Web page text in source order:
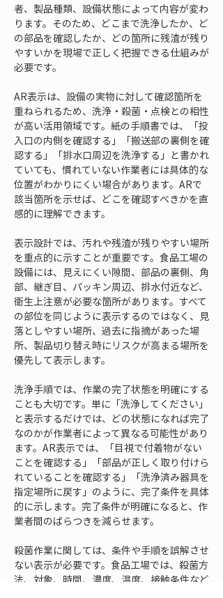
者、製品種類、設備状態によって内容が変わ
ります。そのため、どこまで洗浄したか、ど
の部品を確認したか、どの箇所に残渣が残り
やすいかを現場で正しく把握できる仕組みが
必要です。
AR表示は、設備の実物に対して確認箇所を
重ねられるため、洗浄・殺菌・点検との相性
が高い活用領域です。紙の手順書では、「投
入口の内側を確認する」「搬送部の裏側を確
認する」「排水口周辺を洗浄する」と書かれ
ていても、慣れていない作業者には具体的な
位置がわかりにくい場合があります。ARで
該当箇所を示せば、どこを確認すべきかを直
感的に理解できます。
表示設計では、汚れや残渣が残りやすい場所
を重点的に示すことが重要です。食品工場の
設備には、見えにくい隙間、部品の裏側、角
部、継ぎ目、パッキン周辺、排水付近など、
衛生上注意が必要な箇所があります。すべて
の部位を同じように表示するのではなく、見
落としやすい場所、過去に指摘があった場
所、製品切り替え時にリスクが高まる場所を
優先して表示します。
洗浄手順では、作業の完了状態を明確にする
ことも大切です。単に「洗浄してください」
と表示するだけでは、どの状態になれば完了
なのかが作業者によって異なる可能性があり
ます。AR表示では、「目視で付着物がない
ことを確認する」「部品が正しく取り付けら
れていることを確認する」「洗浄済み器具を
指定場所に戻す」のように、完了条件を具体
的に示します。完了条件が明確になると、作
業者間のばらつきを減らせます。
殺菌作業に関しては、条件や手順を誤解させ
ない表示が必要です。食品工場では、殺菌方
法、対象、時間、濃度、温度、接触条件など